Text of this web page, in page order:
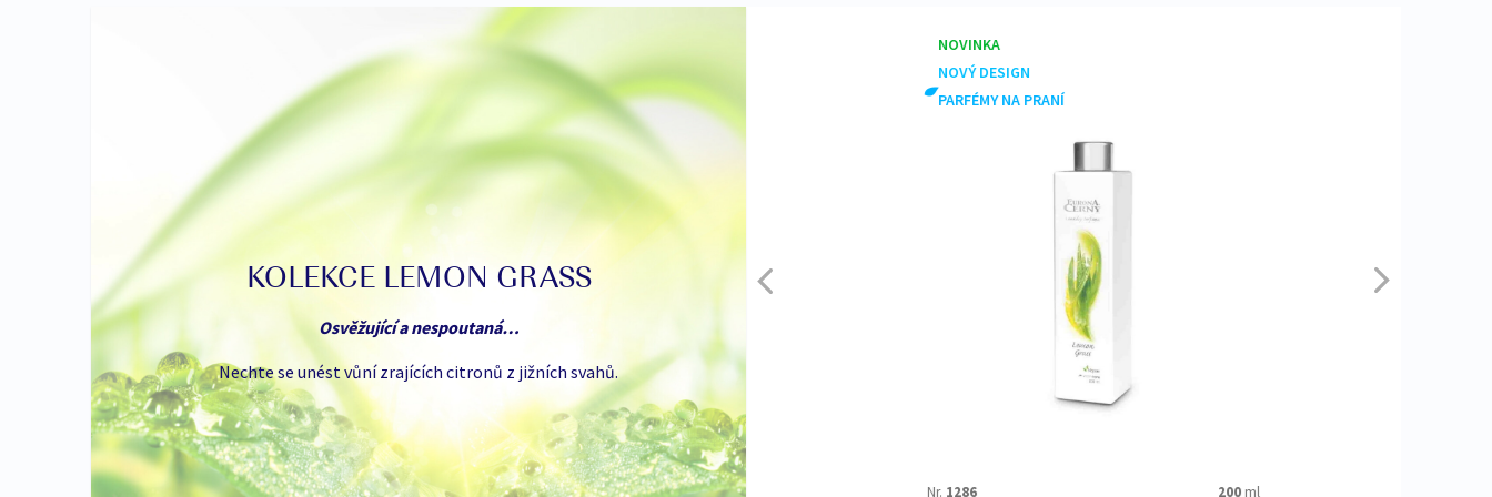
dlouhodobými účinky. Je-li nutná lékařská pomoc, mějte po ruce obal
nebo štítek výrobku. Uchovávejte mimo dosah dětí. Po manipulaci
důkladně omyjte ruce a zasažené části těla. Používejte ochranné brýle.
KOLEKCE LEMON GRASS
Osvěžující a nespoutaná…
Nechte se unést vůní zrajících citronů z jižních svahů.
Nr.3484 90g
NOVINKA
NOVÝ DESIGN
PARFÉMY NA PRANÍ
1286 200ml